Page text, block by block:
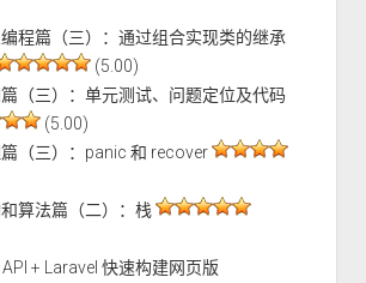
程篇（三）：通过组合实现类的继承
(5.00)
（三）：单元测试、问题定位及代码
(5.00)
（三）：panic 和 recover
算法篇（二）：栈
+ Laravel 快速构建网页版